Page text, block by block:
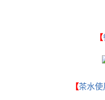
【
【茶水使